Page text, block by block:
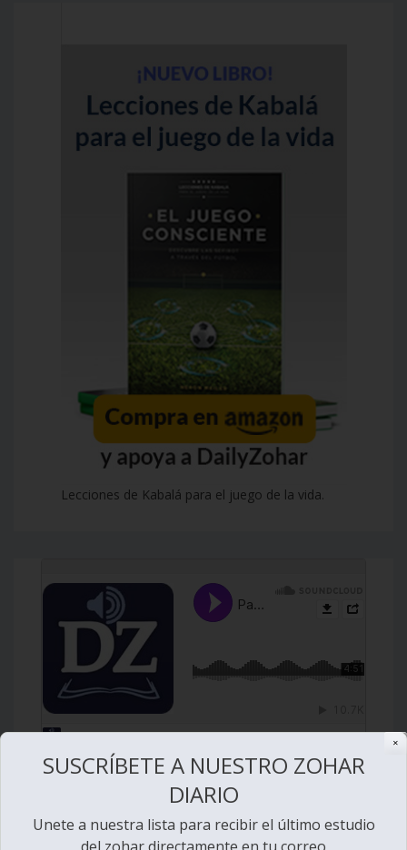
Lecciones de Kabalá para el juego de la vida.
✕
SUSCRÍBETE A NUESTRO ZOHAR
DIARIO
Unete a nuestra lista para recibir el último estudio
del zohar directamente en tu correo